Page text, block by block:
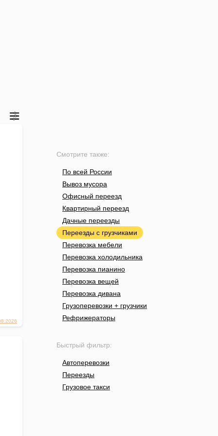
Смотрите также:
По всей России
Вывоз мусора
Офисный переезд
Квартирный переезд
Дачные переезды
Переезды с грузчиками
Перевозка мебели
Перевозка холодильника
Перевозка пианино
Перевозка вещей
Перевозка дивана
Грузоперевозки + грузчики
Рефрижераторы
Быстрый фильтр:
Автоперевозки
Переезды
Грузовое такси